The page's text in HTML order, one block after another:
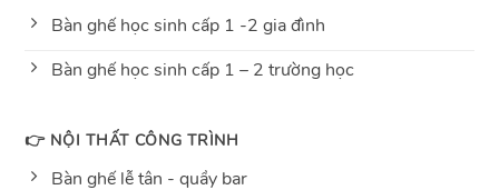
Bàn ghế học sinh cấp 1 -2 gia đình
Bàn ghế học sinh cấp 1 – 2 trường học
👉 NỘI THẤT CÔNG TRÌNH
Bàn ghế lễ tân - quầy bar